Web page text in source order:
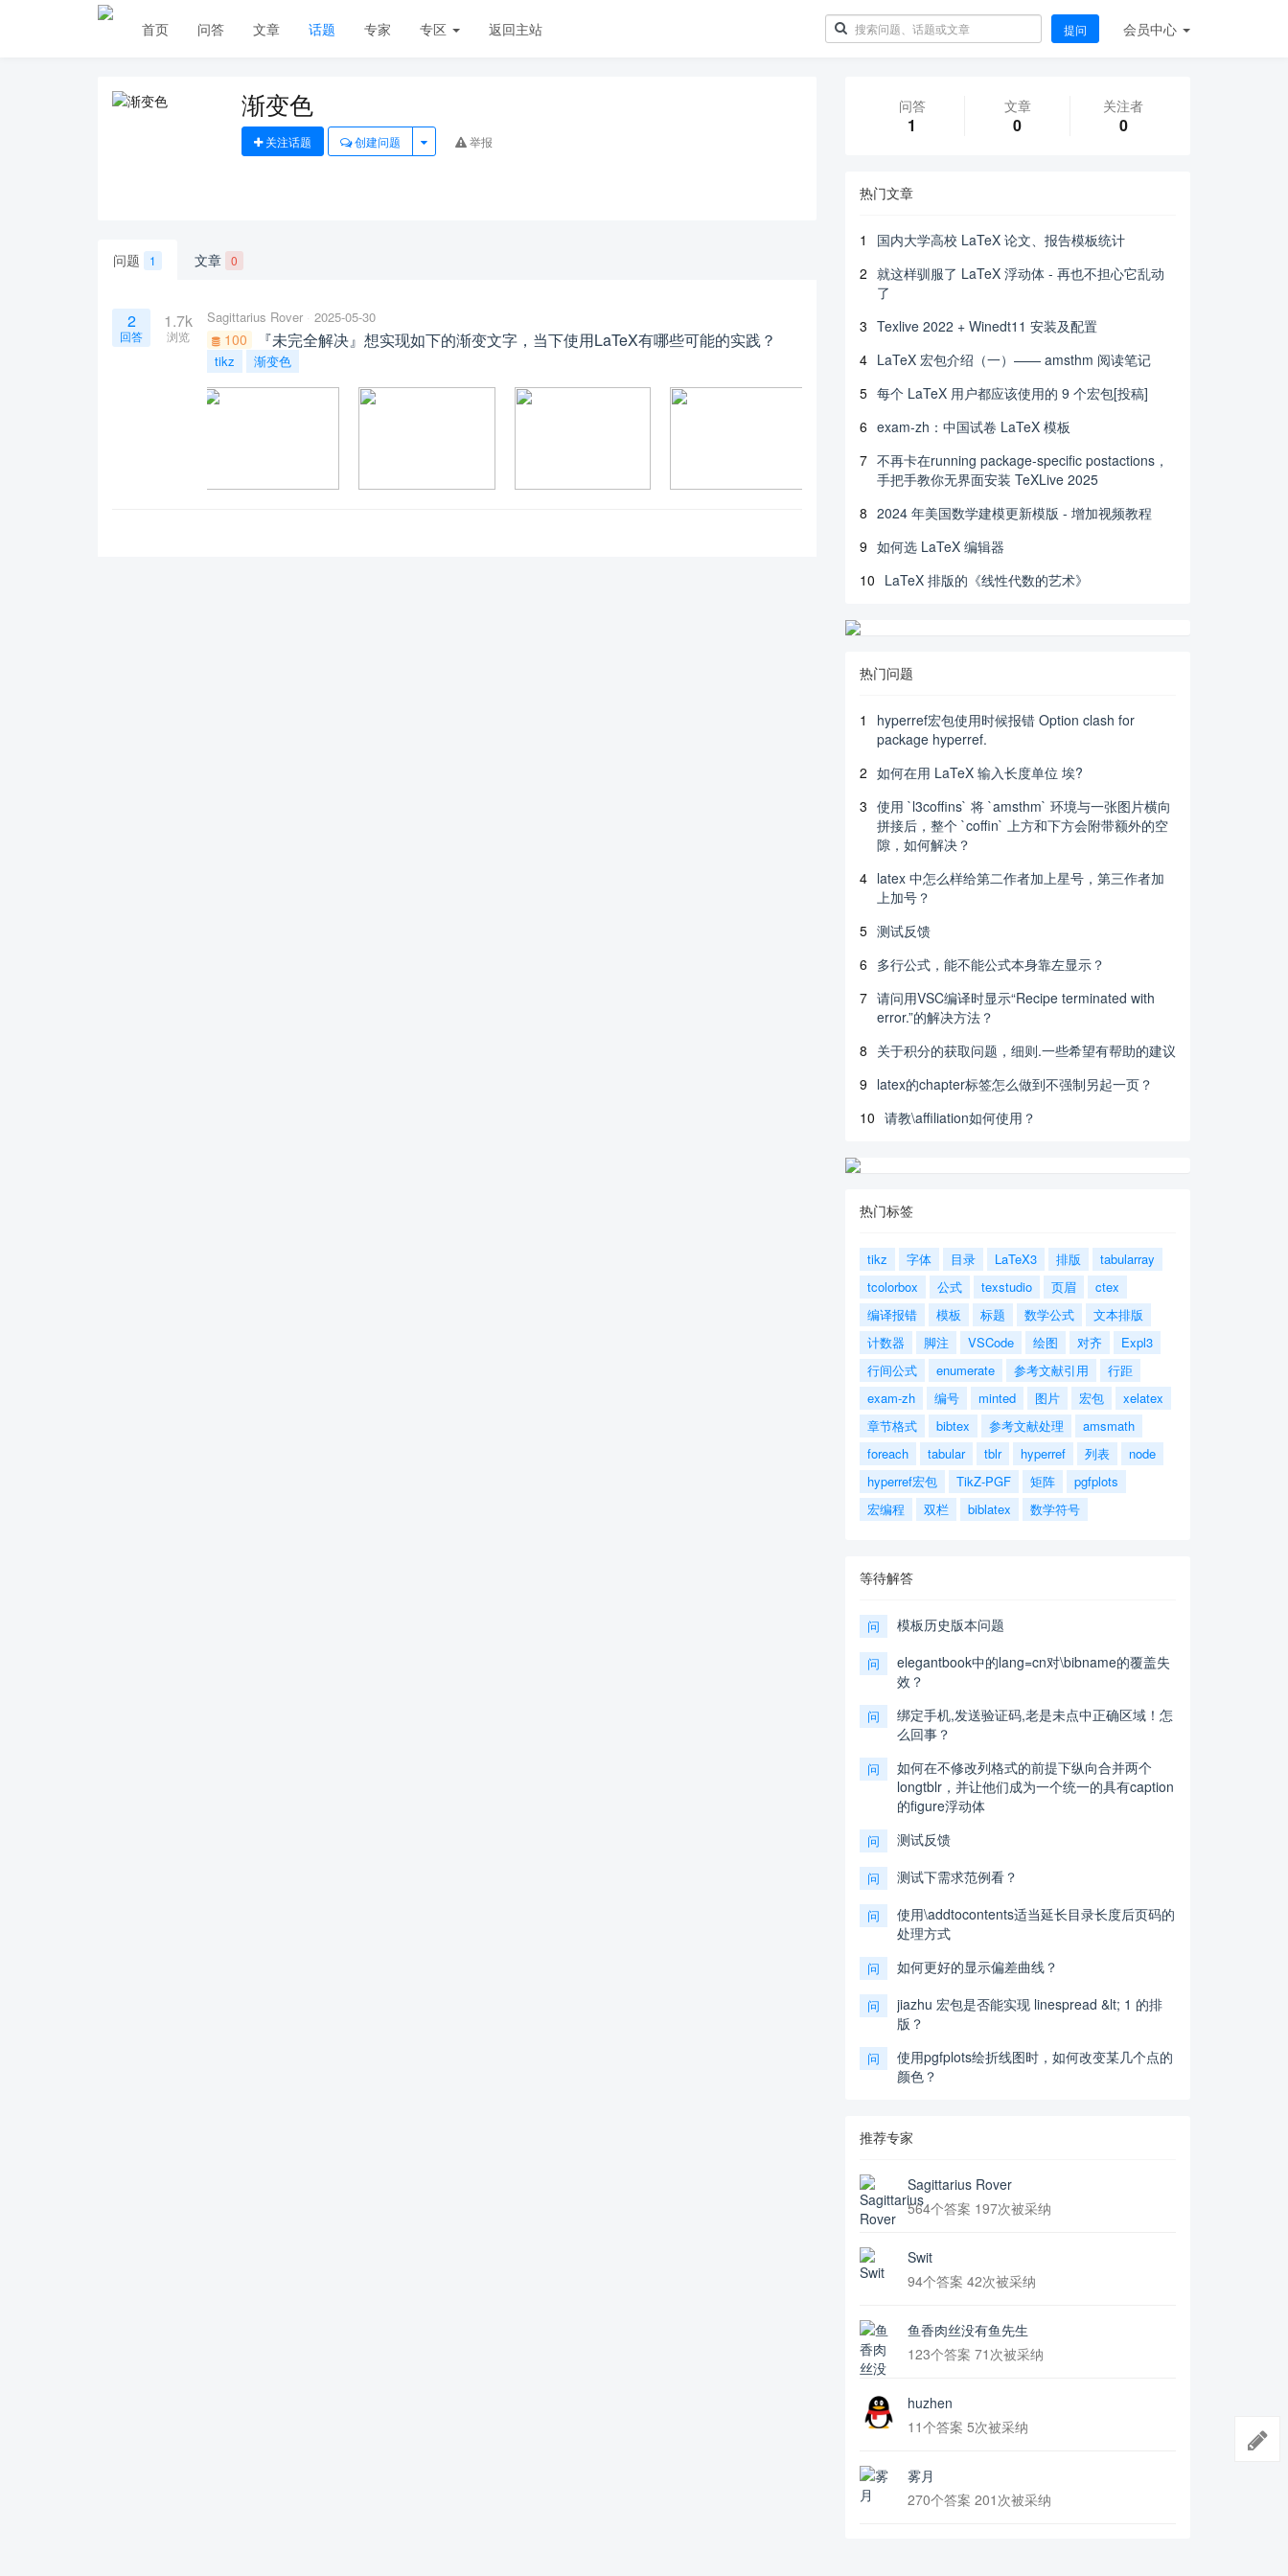
首页 问答 文章 话题 专家 专区 返回主站 提问 会员中心
渐变色
关注话题 创建问题 举报
问题 1 文章 0
2
回答
1.7k
浏览
Sagittarius Rover 2025-05-30
100 『未完全解决』想实现如下的渐变文字，当下使用LaTeX有哪些可能的实践？
tikz 渐变色
问答
1
文章
0
关注者
0
热门文章
1
国内大学高校 LaTeX 论文、报告模板统计
2 就这样驯服了 LaTeX 浮动体 - 再也不担心它乱动
了
3 Texlive 2022 + Winedt11 安装及配置
4 LaTeX 宏包介绍（一）—— amsthm 阅读笔记
5 每个 LaTeX 用户都应该使用的 9 个宏包[投稿]
6 exam-zh：中国试卷 LaTeX 模板
7 不再卡在running package-specific postactions，
手把手教你无界面安装 TeXLive 2025
8 2024 年美国数学建模更新模版 - 增加视频教程
9 如何选 LaTeX 编辑器
10 LaTeX 排版的《线性代数的艺术》
热门问题
1
hyperref宏包使用时候报错 Option clash for
package hyperref.
2 如何在用 LaTeX 输入长度单位 埃?
3 使用 `l3coffins` 将 `amsthm` 环境与一张图片横向
拼接后，整个 `coffin` 上方和下方会附带额外的空
隙，如何解决？
4 latex 中怎么样给第二作者加上星号，第三作者加
上加号？
5 测试反馈
6 多行公式，能不能公式本身靠左显示？
7 请问用VSC编译时显示“Recipe terminated with
error.”的解决方法？
8 关于积分的获取问题，细则.一些希望有帮助的建议
9 latex的chapter标签怎么做到不强制另起一页？
10 请教\affiliation如何使用？
热门标签
tikz 字体 目录 LaTeX3 排版
tabularray
tcolorbox
公式 texstudio 页眉
ctex
编译报错
模板 标题 数学公式
文本排版
计数器
脚注 VSCode 绘图 对齐
Expl3
行间公式
enumerate 参考文献引用
行距
exam-zh
编号 minted 图片 宏包
xelatex
章节格式
bibtex 参考文献处理
amsmath
foreach
tabular tblr hyperref 列表
node
hyperref宏包
TikZ-PGF 矩阵
pgfplots
宏编程
双栏 biblatex 数学符号
等待解答
问 模板历史版本问题
问
elegantbook中的lang=cn对\bibname的覆盖失
效？
问
绑定手机,发送验证码,老是未点中正确区域！怎
么回事？
问
如何在不修改列格式的前提下纵向合并两个
longtblr，并让他们成为一个统一的具有caption
的figure浮动体
问 测试反馈
问 测试下需求范例看？
问
使用\addtocontents适当延长目录长度后页码的
处理方式
问 如何更好的显示偏差曲线？
问
jiazhu 宏包是否能实现 linespread &lt; 1 的排
版？
问
使用pgfplots绘折线图时，如何改变某几个点的
颜色？
推荐专家
Sagittarius Rover
564个答案 197次被采纳
Swit
94个答案 42次被采纳
鱼香肉丝没有鱼先生
123个答案 71次被采纳
huzhen
11个答案 5次被采纳
雾月
270个答案 201次被采纳